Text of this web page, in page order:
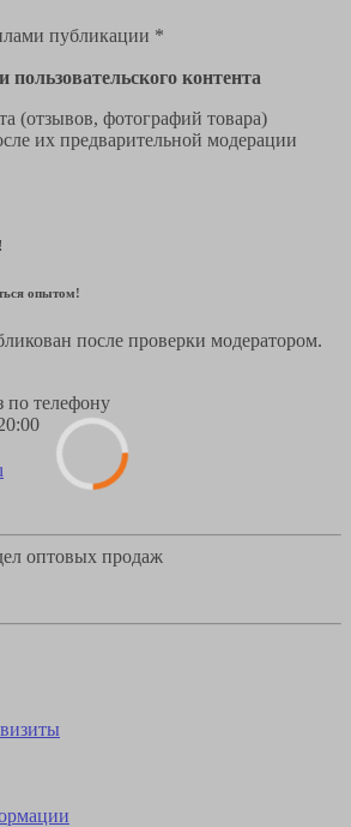
публикации *
контента
(отзывов, фотографий товара)
их предварительной модерации
опытом!
после проверки модератором.
по телефону
оптовых продаж